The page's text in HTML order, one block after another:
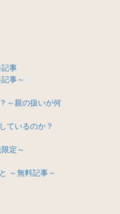
事
事～
～親の扱いが何
ているのか？
定～
～無料記事～